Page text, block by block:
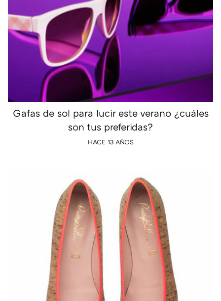
Gafas de sol para lucir este verano ¿cuáles
son tus preferidas?
HACE 13 AÑOS